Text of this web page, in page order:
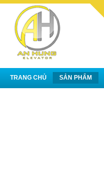
TRANG CHỦ SẢN PHẨM